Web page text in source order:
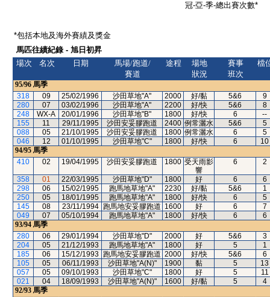
冠-亞-季-總出賽次數*
*包括本地及海外賽績及獎金
馬匹往績紀錄 - 旭日初昇
場次
名次 日期
馬場/跑道/
賽道
途程
場地
狀況
賽事
班次
檔
95/96 馬季
318
09 25/02/1996 沙田草地"A" 2000 好/黏 5&6
9
280
07 03/02/1996 沙田草地"A" 2200 好/快 5&6
8
248
WX-A 20/01/1996 沙田草地"B" 1800 好/快 6
--
155
11 29/11/1995 沙田安妥膠跑道 2400 例常灑水 5&6
5
088
05 21/10/1995 沙田安妥膠跑道 1800 例常灑水 6
5
046
12 01/10/1995 沙田草地"C" 1800 好/快 6
10
94/95 馬季
410
02 19/04/1995 沙田安妥膠跑道 1800 受天雨影
響
6 2
358 01 22/03/1995 沙田草地"D" 1800 好 6
6
298
06 15/02/1995 跑馬地草地"A" 2230 好/黏 5&6
1
250
05 18/01/1995 跑馬地草地"A" 1800 好/快 6
5
145
08 23/11/1994 跑馬地安妥膠跑道 1600 好 6
7
049
07 05/10/1994 跑馬地草地"A" 1800 好/快 6
6
93/94 馬季
280
06 29/01/1994 沙田草地"D" 2000 好 5&6
3
204
05 21/12/1993 跑馬地草地"A" 1800 好 5
1
185
06 15/12/1993 跑馬地安妥膠跑道 2000 好/快 5&6
6
105
05 06/11/1993 沙田草地"A(N)" 1900 黏 5
13
057
05 09/10/1993 沙田草地"C" 1800 好 5
11
021
04 18/09/1993 沙田草地"A(N)" 1600 好/黏 5
4
92/93 馬季